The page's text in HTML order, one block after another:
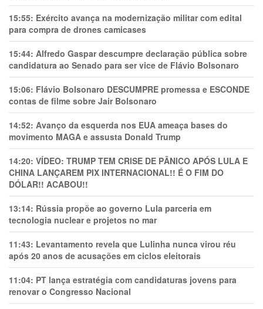
15:55: Exército avança na modernização militar com edital
para compra de drones camicases
15:44: Alfredo Gaspar descumpre declaração pública sobre
candidatura ao Senado para ser vice de Flávio Bolsonaro
15:06: Flávio Bolsonaro DESCUMPRE promessa e ESCONDE
contas de filme sobre Jair Bolsonaro
14:52: Avanço da esquerda nos EUA ameaça bases do
movimento MAGA e assusta Donald Trump
14:20: VÍDEO: TRUMP TEM CRlSE DE PÂNlCO APÓS LULA E
CHINA LANÇAREM PIX INTERNACIONAL!! É O FIM DO
DÓLAR!! ACABOU!!
13:14: Rússia propõe ao governo Lula parceria em
tecnologia nuclear e projetos no mar
11:43: Levantamento revela que Lulinha nunca virou réu
após 20 anos de acusações em ciclos eleitorais
11:04: PT lança estratégia com candidaturas jovens para
renovar o Congresso Nacional